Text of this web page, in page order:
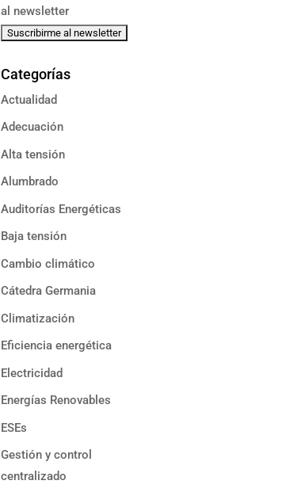
al newsletter
Categorías
Actualidad
Adecuación
Alta tensión
Alumbrado
Auditorías Energéticas
Baja tensión
Cambio climático
Cátedra Germania
Climatización
Eficiencia energética
Electricidad
Energías Renovables
ESEs
Gestión y control
centralizado